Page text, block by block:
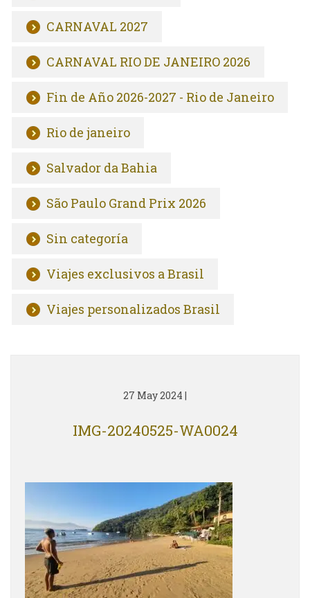
CARNAVAL 2027
CARNAVAL RIO DE JANEIRO 2026
Fin de Año 2026-2027 - Rio de Janeiro
Rio de janeiro
Salvador da Bahia
São Paulo Grand Prix 2026
Sin categoría
Viajes exclusivos a Brasil
Viajes personalizados Brasil
27 May 2024 |
IMG-20240525-WA0024